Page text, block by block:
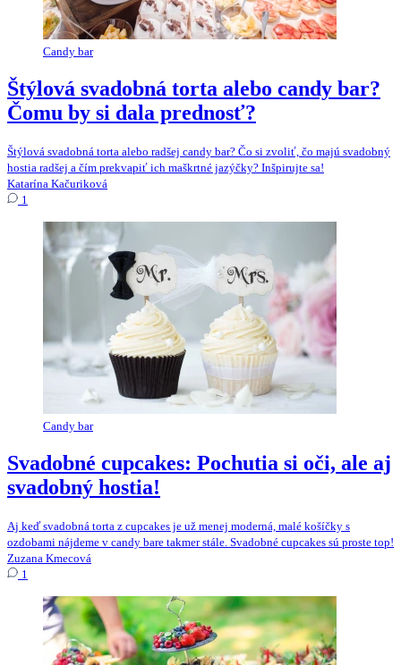
Candy bar
Štýlová svadobná torta alebo candy bar?
Čomu by si dala prednosť?
Štýlová svadobná torta alebo radšej candy bar? Čo si zvoliť, čo majú svadobný
hostia radšej a čím prekvapiť ich maškrtné jazýčky? Inšpirujte sa!
Katarína Kačuriková
1
Candy bar
Svadobné cupcakes: Pochutia si oči, ale aj
svadobný hostia!
Aj keď svadobná torta z cupcakes je už menej moderná, malé košíčky s
ozdobami nájdeme v candy bare takmer stále. Svadobné cupcakes sú proste top!
Zuzana Kmecová
1